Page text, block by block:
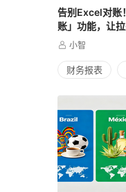
告别Excel对账
账」功能，让
然 小智
财务报表